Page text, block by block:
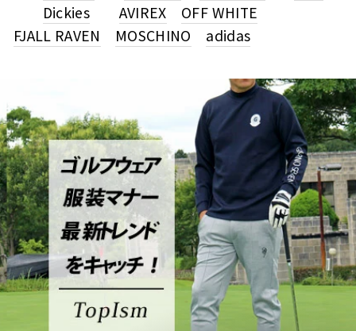
Dickies
AVIREX
OFF WHITE
FJALL RAVEN
MOSCHINO adidas